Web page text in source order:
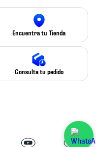
Encuentra tu Tienda
Consulta tu pedido